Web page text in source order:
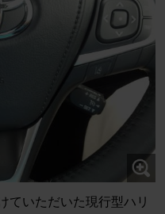
ていただいた現行型ハリ